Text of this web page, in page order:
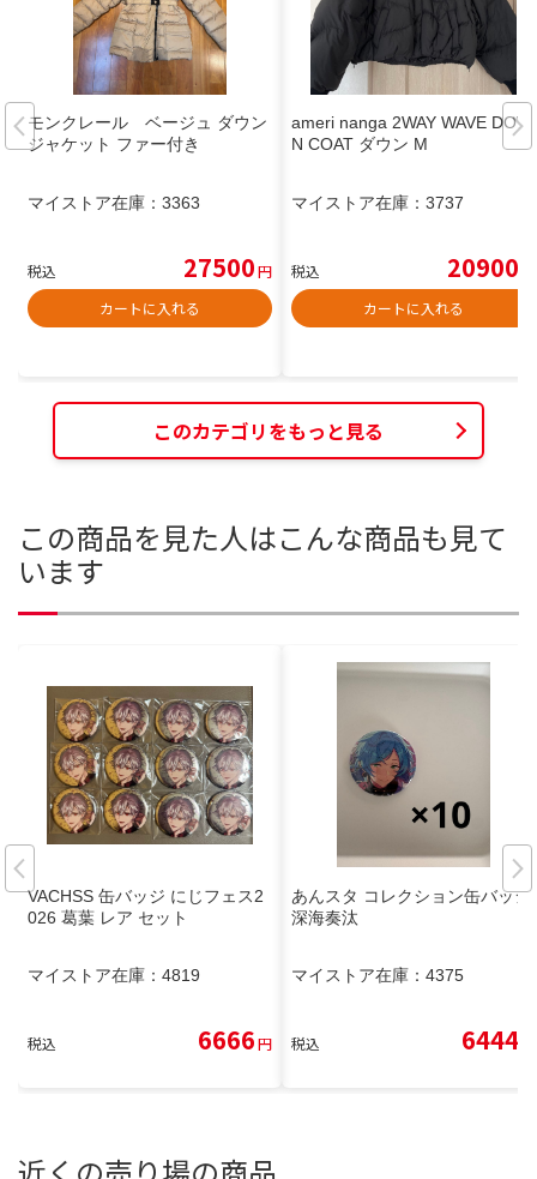
モンクレール ベージュ ダウン
ジャケット ファー付き
マイストア在庫： 3363
税込 27500円
カートに入れる
ameri nanga 2WAY WAVE DOW
N COAT ダウン M
マイストア在庫： 3737
税込 20900
カートに入れる
このカテゴリをもっと見る
この商品を見た人はこんな商品も見て
います
VACHSS 缶バッジ にじフェス2
026 葛葉 レア セット
マイストア在庫： 4819
税込 6666円
あんスタ コレクション缶バッジ
深海奏汰
マイストア在庫： 4375
税込 6444